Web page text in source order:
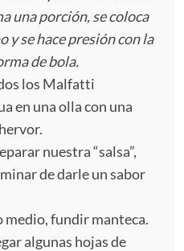
una porción, se coloca
y se hace presión con la
de bola.
los Malfatti
en una olla con una
nuestra “salsa”,
de darle un sabor
medio, fundir manteca.
algunas hojas de